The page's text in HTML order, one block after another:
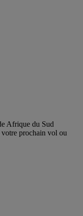
Afrique du Sud
votre prochain vol ou